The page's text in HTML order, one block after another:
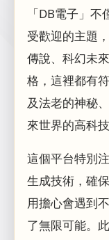
「DB電子」
受歡迎的主題
傳說、科幻未
格，這裡都有
及法老的神秘
來世界的高科
這個平台特別
生成技術，確
用擔心會遇到
了無限可能。